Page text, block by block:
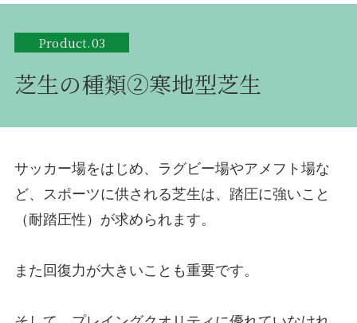
Product.03
芝生の種類②寒地型芝生
サッカー場をはじめ、ラグビー場やアメフト場な
ど、スポーツに供される芝生は、踏圧に強いこと
（耐踏圧性）が求められます。
また回復力が大きいことも重要です。